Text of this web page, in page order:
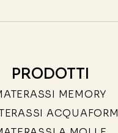
PRODOTTI
MEMORY
ACQUAFORM